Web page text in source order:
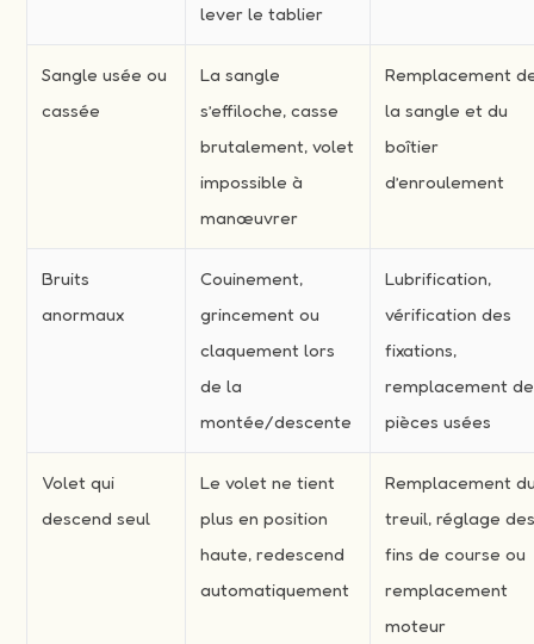
lever le tablier
Sangle usée ou
cassée
La sangle
s’effiloche, casse
brutalement, volet
impossible à
manœuvrer
Remplacement
la sangle et du
boîtier
d’enroulement
Bruits
anormaux
Couinement,
grincement ou
claquement lors
de la
montée/descente
Lubrification,
vérification des
fixations,
remplacement de
pièces usées
Volet qui
descend seul
Le volet ne tient
plus en position
haute, redescend
automatiquement
Remplacement
treuil, réglage
fins de course ou
remplacement
moteur